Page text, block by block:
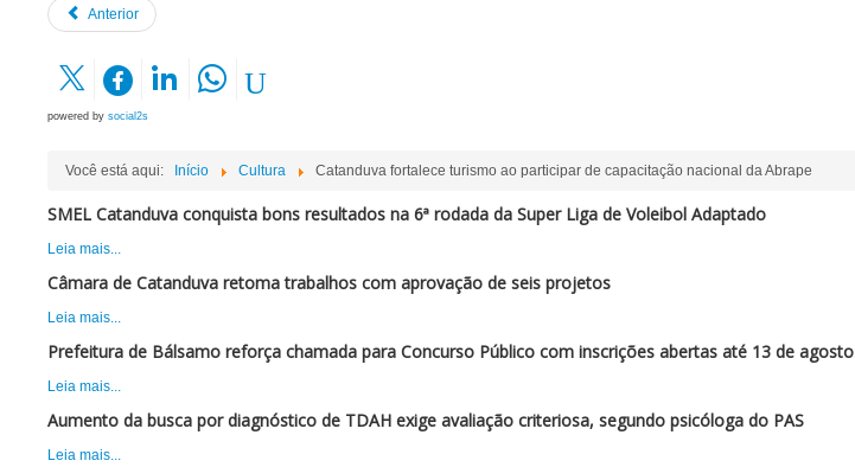
Anterior
powered by social2s
Você está aqui: Início Cultura Catanduva fortalece turismo ao participar de capacitação nacional da Abrape
SMEL Catanduva conquista bons resultados na 6ª rodada da Super Liga de Voleibol Adaptado
Leia mais...
Câmara de Catanduva retoma trabalhos com aprovação de seis projetos
Leia mais...
Prefeitura de Bálsamo reforça chamada para Concurso Público com inscrições abertas até 13 de agosto
Leia mais...
Aumento da busca por diagnóstico de TDAH exige avaliação criteriosa, segundo psicóloga do PAS
Leia mais...